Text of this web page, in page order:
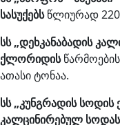
სასუქებსწლიურად 220
სს „დეხკანაბადის
ქლორიდის
ათასი ტონაა.
სს „კუნგრადის სოდის
კალცინირებულ სოდას